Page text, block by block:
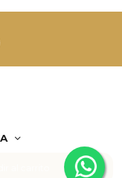
de Opiniones